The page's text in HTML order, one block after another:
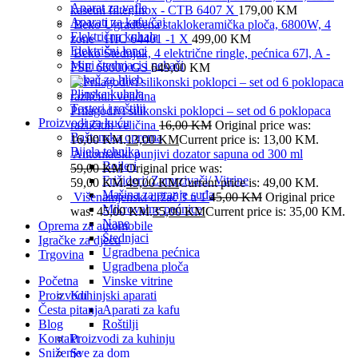
Aparat za vafle
Aparati za kafu/čaj
Električna kuhala
Električni lonci
Mini štednjaci i pekači
Pekač za hljeb
Plinska kuhala
Tosteri i roštilji
Proizvodi za kuću
Baštenska oprema
Bijela tehnika
Bojleri
Frižideri/ Zamrzivači/ Vitrine
Mašina za pranje suđa
Mikrovalne pećnice
Nape
Štednjaci
Ugradbena pećnica
Ugradbena ploča
Vinske vitrine
Kuhinjski aparati
Aparati za kafu
Roštilji
Proizvodi za kuhinju
Sve za dom
kasetni filter,Inox - CTB 6407 X 179,00 KM
Beko Ugradbena staklokeramička ploča, 6800W, 4
zone - HIC 64401 -1 X 499,00 KM
Beko Štednjak, 4 električne ringle, pećnica 67l, A -
FSE 66000 GS649,00 KM
Prilagodivi silikonski poklopci – set od 6 poklopaca
različitih veličina 16,00KM Original price was:
16,00 KM.13,00KMCurrent price is: 13,00 KM.
Automatski punjivi dozator sapuna od 300 ml
59,00KM Original price was:
59,00 KM.49,00KMCurrent price is: 49,00 KM.
Višenamjenski držač 3 u 145,00KM Original price
was: 45,00 KM.35,00KMCurrent price is: 35,00 KM.
Oprema za automobile
Igračke za djecu
Trgovina
Početna
Proizvodi
Česta pitanja
Blog
Kontakt
Sniženje